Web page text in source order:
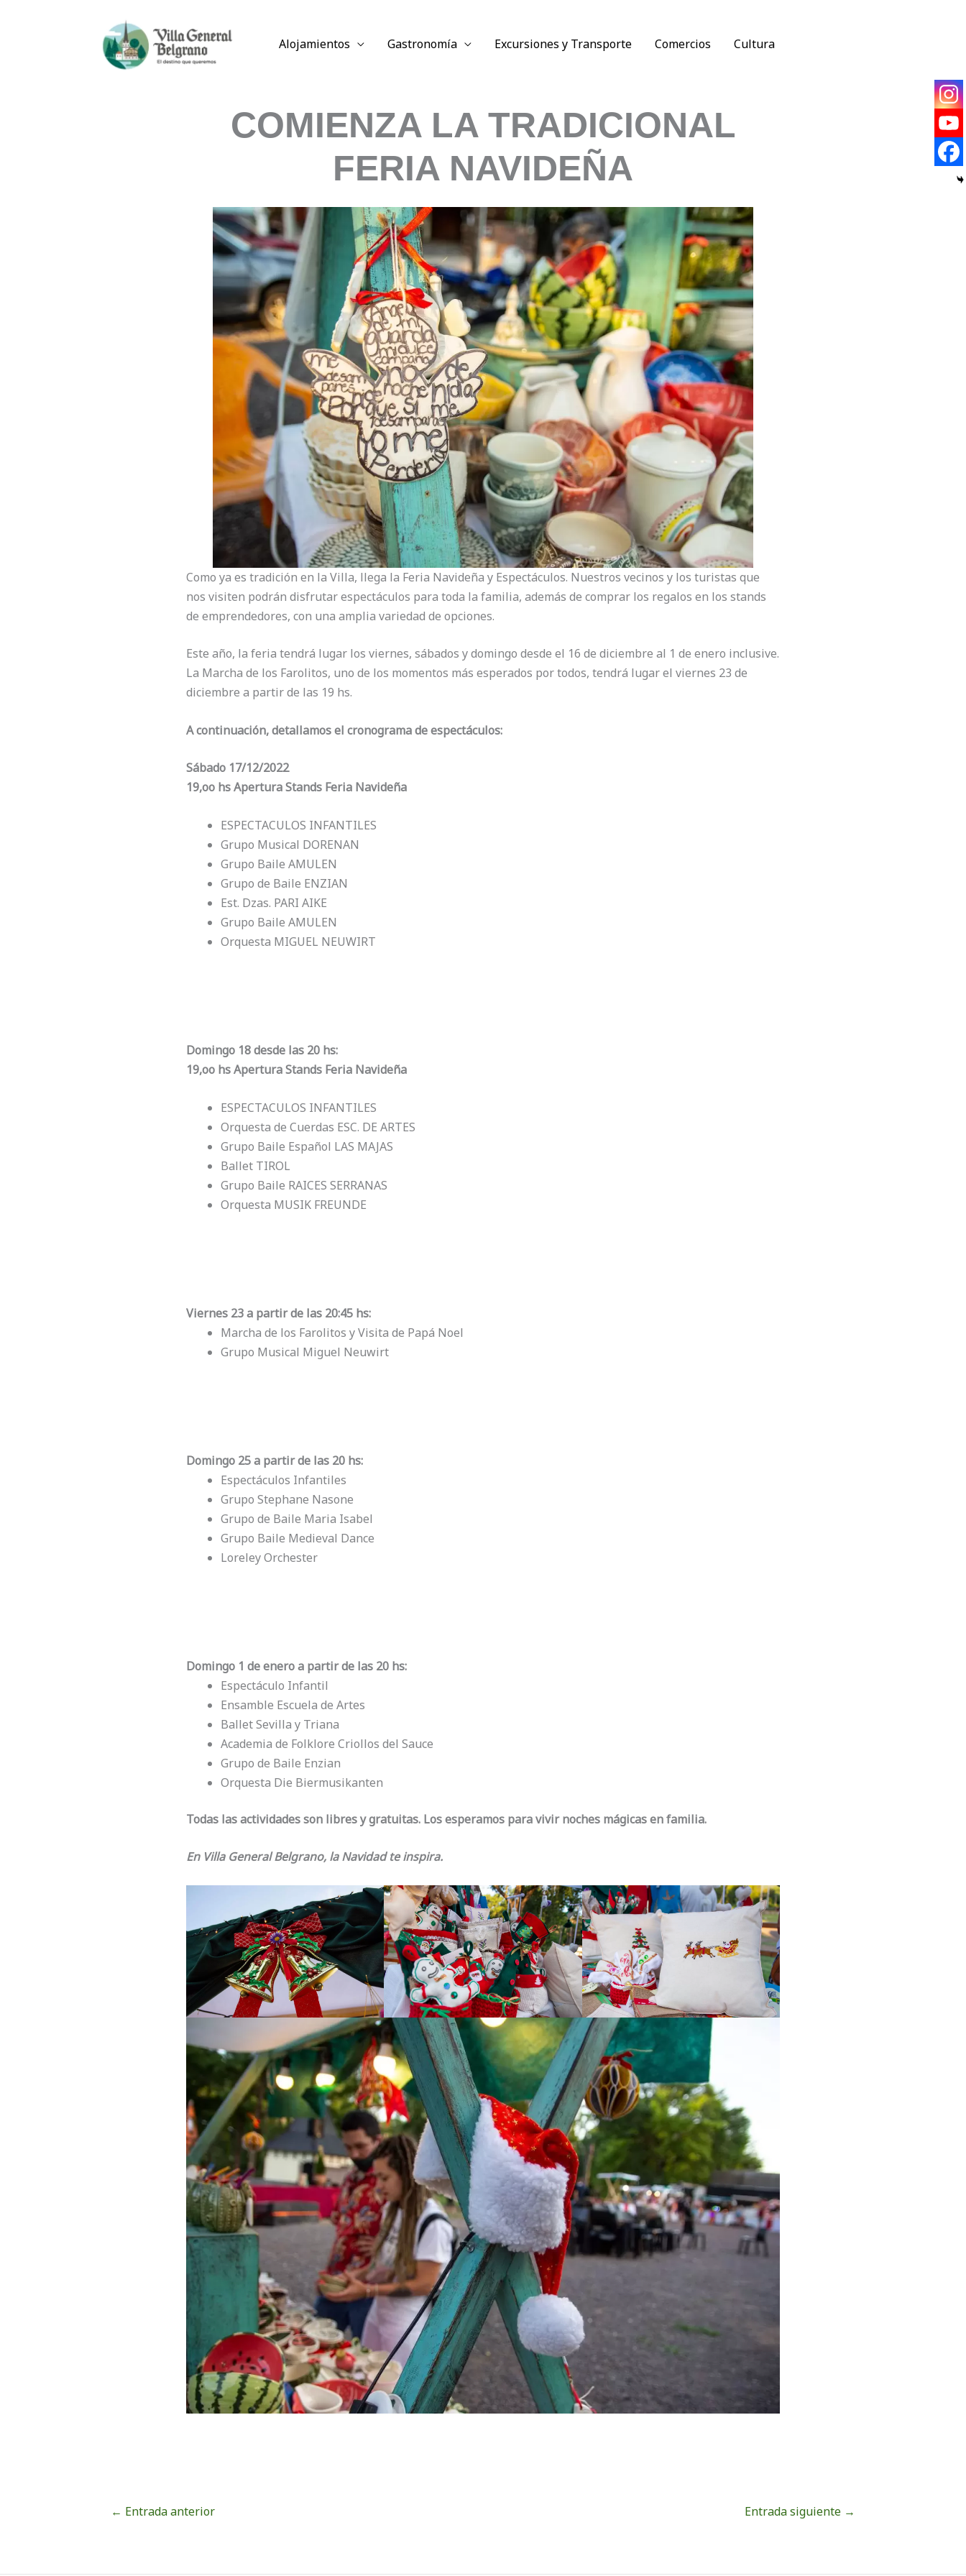
Alojamientos Gastronomía Excursiones y Transporte Comercios Cultura
COMIENZA LA TRADICIONAL
FERIA NAVIDEÑA
Como ya es tradición en la Villa, llega la Feria Navideña y Espectáculos. Nuestros vecinos y los turistas que
nos visiten podrán disfrutar espectáculos para toda la familia, además de comprar los regalos en los stands
de emprendedores, con una amplia variedad de opciones.
Este año, la feria tendrá lugar los viernes, sábados y domingo desde el 16 de diciembre al 1 de enero inclusive.
La Marcha de los Farolitos, uno de los momentos más esperados por todos, tendrá lugar el viernes 23 de
diciembre a partir de las 19 hs.
A continuación, detallamos el cronograma de espectáculos:
Sábado 17/12/2022
19,oo hs Apertura Stands Feria Navideña
ESPECTACULOS INFANTILES
Grupo Musical DORENAN
Grupo Baile AMULEN
Grupo de Baile ENZIAN
Est. Dzas. PARI AIKE
Grupo Baile AMULEN
Orquesta MIGUEL NEUWIRT
Domingo 18 desde las 20 hs:
19,oo hs Apertura Stands Feria Navideña
ESPECTACULOS INFANTILES
Orquesta de Cuerdas ESC. DE ARTES
Grupo Baile Español LAS MAJAS
Ballet TIROL
Grupo Baile RAICES SERRANAS
Orquesta MUSIK FREUNDE
Viernes 23 a partir de las 20:45 hs:
Marcha de los Farolitos y Visita de Papá Noel
Grupo Musical Miguel Neuwirt
Domingo 25 a partir de las 20 hs:
Espectáculos Infantiles
Grupo Stephane Nasone
Grupo de Baile Maria Isabel
Grupo Baile Medieval Dance
Loreley Orchester
Domingo 1 de enero a partir de las 20 hs:
Espectáculo Infantil
Ensamble Escuela de Artes
Ballet Sevilla y Triana
Academia de Folklore Criollos del Sauce
Grupo de Baile Enzian
Orquesta Die Biermusikanten
Todas las actividades son libres y gratuitas. Los esperamos para vivir noches mágicas en familia.
En Villa General Belgrano, la Navidad te inspira.
← Entrada anterior Entrada siguiente →